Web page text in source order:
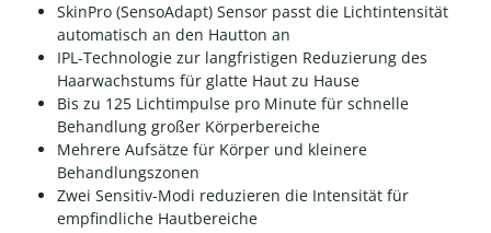
SkinPro (SensoAdapt) Sensor passt die Lichtintensität
automatisch an den Hautton an
IPL-Technologie zur langfristigen Reduzierung des
Haarwachstums für glatte Haut zu Hause
Bis zu 125 Lichtimpulse pro Minute für schnelle
Behandlung großer Körperbereiche
Mehrere Aufsätze für Körper und kleinere
Behandlungszonen
Zwei Sensitiv-Modi reduzieren die Intensität für
empfindliche Hautbereiche